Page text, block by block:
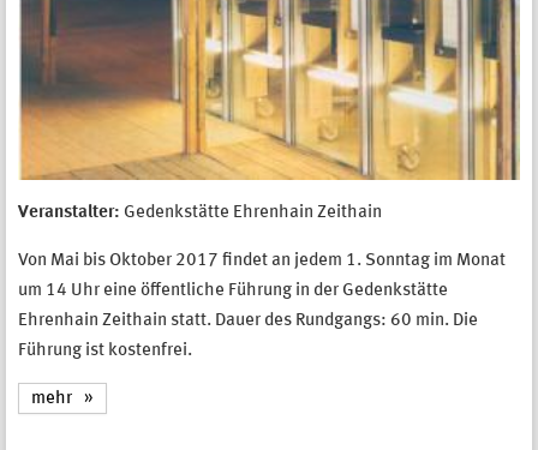
Veranstalter: Gedenkstätte Ehrenhain Zeithain
Von Mai bis Oktober 2017 findet an jedem 1. Sonntag im Monat
um 14 Uhr eine öffentliche Führung in der Gedenkstätte
Ehrenhain Zeithain statt. Dauer des Rundgangs: 60 min. Die
Führung ist kostenfrei.
mehr